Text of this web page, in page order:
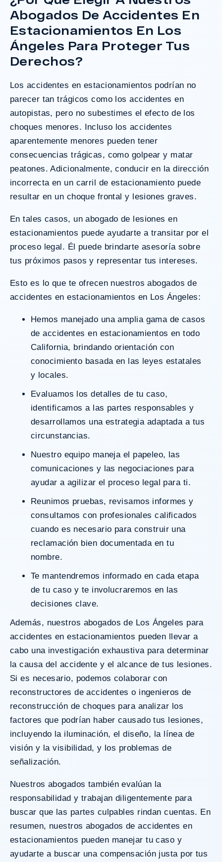
¿Tengo Un Caso?
Abogados De Accidentes En
Estacionamientos En Los
Ángeles Para Proteger Tus
Derechos?
Los accidentes en estacionamientos podrían no
parecer tan trágicos como los accidentes en
autopistas, pero no subestimes el efecto de los
choques menores. Incluso los accidentes
aparentemente menores pueden tener
consecuencias trágicas, como golpear y matar
peatones. Adicionalmente, conducir en la dirección
incorrecta en un carril de estacionamiento puede
resultar en un choque frontal y lesiones graves.
En tales casos, unabogado de lesiones en
estacionamientos puede ayudarte a transitar por el
proceso legal. Él puede brindarte asesoría sobre
tus próximos pasos y representar tus intereses.
Esto es lo que te ofrecen nuestros abogados de
accidentes en estacionamientos en Los Ángeles:
Hemos manejado una amplia gama de casos
de accidentes en estacionamientos en todo
California, brindando orientación con
conocimiento basada en las leyes estatales
y locales.
Evaluamos los detalles de tu caso,
identificamos a las partes responsables y
desarrollamos una estrategia adaptada a tus
circunstancias.
Nuestro equipo maneja el papeleo, las
comunicaciones y las negociaciones para
ayudar a agilizar el proceso legal para ti.
Reunimos pruebas, revisamos informes y
consultamos con profesionales calificados
cuando es necesario para construir una
reclamación bien documentada en tu
nombre.
Te mantendremos informado en cada etapa
de tu caso y te involucraremos en las
decisiones clave.
Además, nuestros abogados de Los Ángeles para
accidentes en estacionamientos pueden llevar a
cabo una investigación exhaustiva para determinar
la causa del accidente y el alcance de tus lesiones.
Si es necesario, podemos colaborar con
reconstructores de accidentes o ingenieros de
reconstrucción de choques para analizar los
factores que podrían haber causado tus lesiones,
incluyendo la iluminación, el diseño, la línea de
visión y la visibilidad, y los problemas de
señalización.
Nuestros abogados también evalúan la
responsabilidad y trabajan diligentemente para
buscar que las partes culpables rindan cuentas. En
resumen, nuestros abogados de accidentes en
estacionamientos pueden manejar tu caso y
ayudarte a buscar una compensación justa por tus